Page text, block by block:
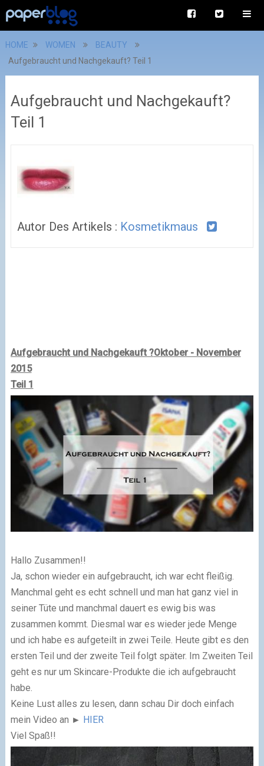
HOME WOMEN
BEAUTY
Aufgebraucht und Nachgekauft? Teil 1
Aufgebraucht und Nachgekauft?
Teil 1
Autor Des Artikels : Kosmetikmaus
Aufgebraucht und Nachgekauft ?Oktober - November
2015
Teil 1
Hallo Zusammen!!
Ja, schon wieder ein aufgebraucht, ich war echt fleißig.
Manchmal geht es echt schnell und man hat ganz viel in
seiner Tüte und manchmal dauert es ewig bis was
zusammen kommt. Diesmal war es wieder jede Menge
und ich habe es aufgeteilt in zwei Teile. Heute gibt es den
ersten Teil und der zweite Teil folgt später. Im Zweiten Teil
geht es nur um Skincare-Produkte die ich aufgebraucht
habe.
Keine Lust alles zu lesen, dann schau Dir doch einfach
mein Video an ► HIER
Viel Spaß!!